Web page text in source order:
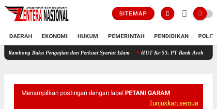
SITEMAP
DAERAH EKONOMI HUKUM PEMERINTAH PENDIDIKAN
Pengajian dan Perkuat Syariat Islam HUT Ke-53, PT Bank Aceh Syariah KC
Menampilkan postingan dengan label PETANI GARAM
Tunjukkan semua